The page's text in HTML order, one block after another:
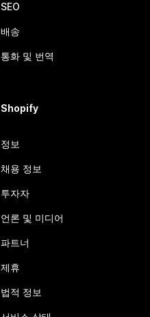
SEO
배송
통화 및 번역
Shopify
정보
채용 정보
투자자
언론 및 미디어
파트너
제휴
법적 정보